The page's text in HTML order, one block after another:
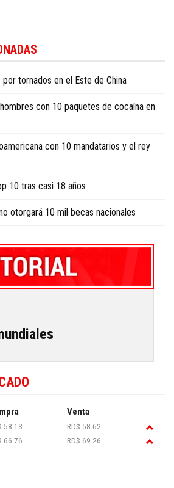
tornados en el Este de China
con 10 paquetes de cocaína en
con 10 mandatarios y el rey
10 tras casi 18 años
otorgará 10 mil becas nacionales
Venta
58.13
RD$ 58.62
66.76 RD$ 69.26